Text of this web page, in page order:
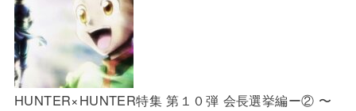
HUNTER×HUNTER特集 第１０弾 会長選挙編ー② 〜